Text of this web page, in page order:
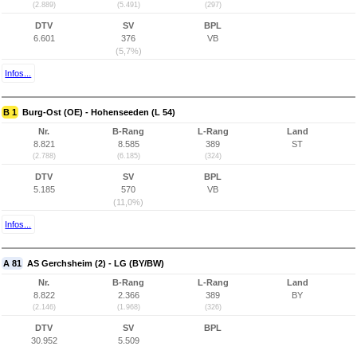
(2.889) (5.491) (297)
DTV
6.601
SV
376
(5,7%)
BPL
VB
Infos...
B 1 Burg-Ost (OE) - Hohenseeden (L 54)
Nr.
8.821
(2.788)
B-Rang
8.585
(6.185)
L-Rang
389
(324)
Land
ST
DTV
5.185
SV
570
(11,0%)
BPL
VB
Infos...
A 81 AS Gerchsheim (2) - LG (BY/BW)
Nr.
8.822
(2.146)
B-Rang
2.366
(1.968)
L-Rang
389
(326)
Land
BY
DTV
30.952
SV
5.509
BPL